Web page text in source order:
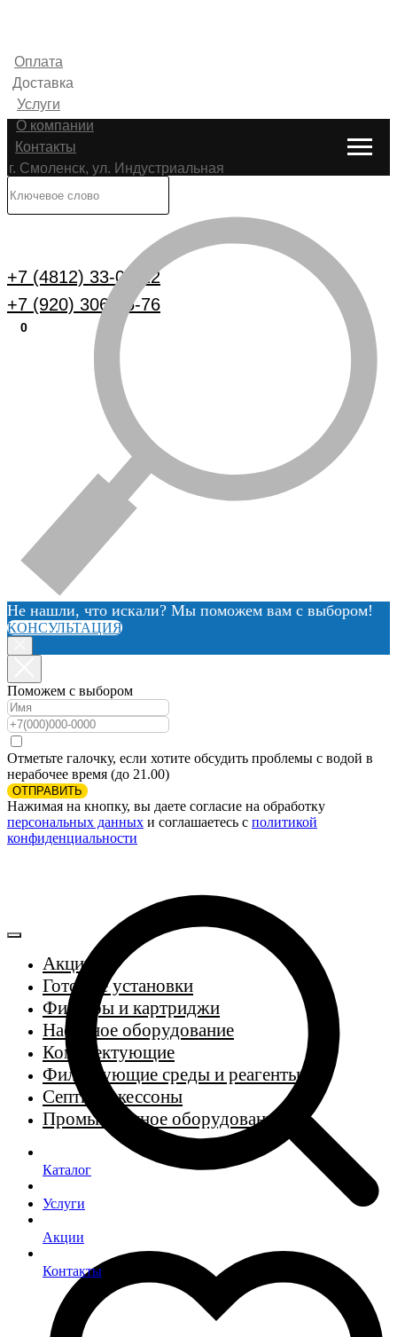
Оплата
Доставка
Услуги
О компании
Контакты
г. Смоленск, ул. Индустриальная
+7 (4812) 33-00-22
+7 (920) 306-25-76
0
Не нашли, что искали? Мы поможем вам с выбором!
КОНСУЛЬТАЦИЯ
Поможем с выбором
Отметьте галочку, если хотите обсудить проблемы с водой в
нерабочее время (до 21.00)
ОТПРАВИТЬ
Нажимая на кнопку, вы даете согласие на обработку
персональных данных и соглашаетесь c политикой
конфиденциальности
Акции
Готовые установки
Фильтры и картриджи
Насосное оборудование
Комплектующие
Фильтрующие среды и реагенты
Септики, кессоны
Промышленное оборудование
Каталог
Услуги
Акции
Контакты